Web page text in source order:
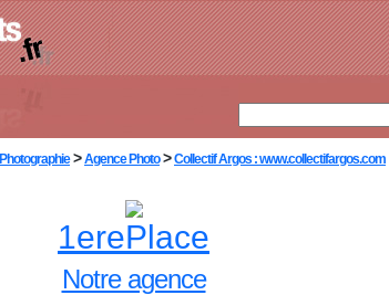
Photographie>Agence Photo>Collectif Argos : www.collectifargos.com
1erePlace
Notre agence